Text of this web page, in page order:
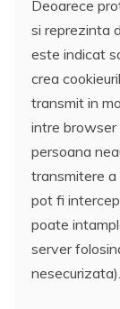
Deoarece
si reprezinta
este indicat
crea
transmit in
intre browser
persoana
transmitere a
pot fi
poate
server
nesecurizata).